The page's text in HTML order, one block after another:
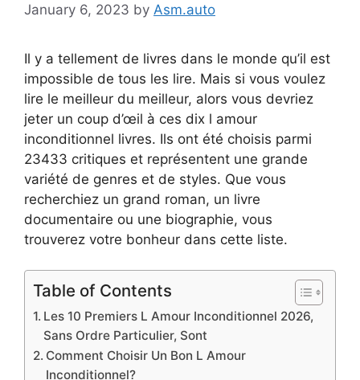
January 6, 2023 by Asm.auto
Il y a tellement de livres dans le monde qu’il est
impossible de tous les lire. Mais si vous voulez
lire le meilleur du meilleur, alors vous devriez
jeter un coup d’œil à ces dix l amour
inconditionnel livres. Ils ont été choisis parmi
23433 critiques et représentent une grande
variété de genres et de styles. Que vous
recherchiez un grand roman, un livre
documentaire ou une biographie, vous
trouverez votre bonheur dans cette liste.
Table of Contents
Les 10 Premiers L Amour Inconditionnel 2026,
Sans Ordre Particulier, Sont
Comment Choisir Un Bon L Amour
Inconditionnel?